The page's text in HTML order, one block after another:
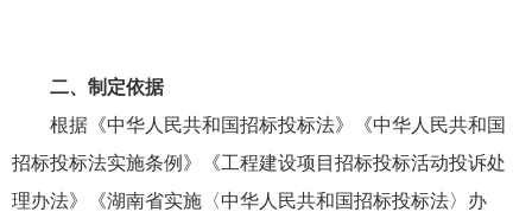
二、制定依据
根据《中华人民共和国招标投标法》《中华人民共和国
招标投标法实施条例》《工程建设项目招标投标活动投诉处
理办法》《湖南省实施〈中华人民共和国招标投标法〉办